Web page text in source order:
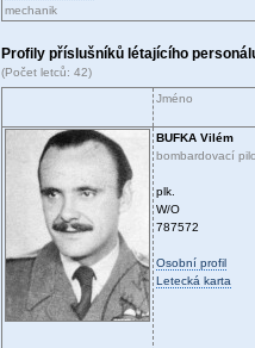
mechanik
Profily příslušníků létajícího
(Počet letců: 42)
Jméno
BUFKA Vilém
bombardovací
plk.
W/O
787572
Osobní profil
Letecká karta